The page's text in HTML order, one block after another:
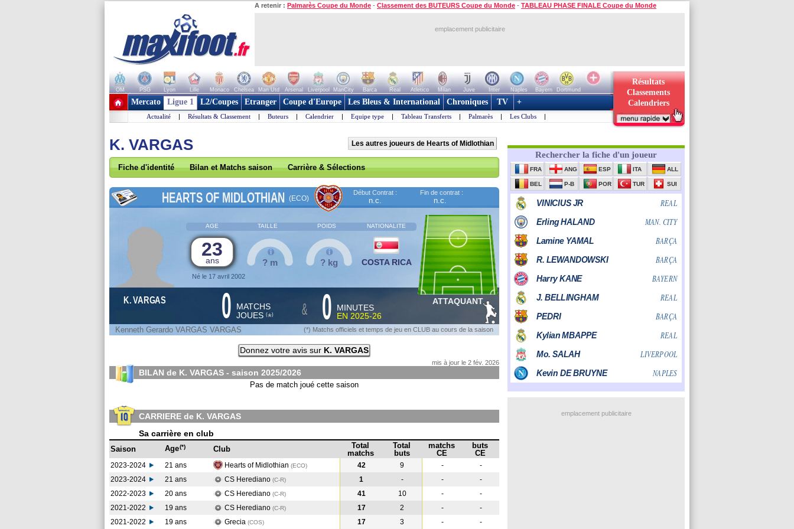
A retenir : Palmarès Coupe du Monde - Classement des BUTEURS Coupe du Monde - TABLEAU PHASE FINALE Coupe du Monde
emplacement publicitaire
OM PSG Lyon Lille Monaco Chelsea Man Utd Arsenal Liverpool ManCity Barca Real Atletico Milan Juve Inter Naples Bayern
Dortmund
+ de clubs
Résultats
Classements
Calendriers
Mercato Ligue 1 L2/Coupes Etranger Coupe d'Europe Les Bleus & International Chroniques TV +
Actualité | Résultats & Classement | Buteurs | Calendrier | Equipe type | Tableau Transferts | Palmarès | Les Clubs |
K. VARGAS Les autres joueurs de Hearts of Midlothian
Fiche d'identité Bilan et Matchs saison Carrière & Sélections
HEARTS OF MIDLOTHIAN (ECO)
Début Contrat :
n.c.
Fin de contrat :
n.c.
AGE TAILLE POIDS NATIONALITE
23
ans
Né le 17 avril 2002
? m ? kg COSTA RICA
K. VARGAS 0 MATCHS
JOUES (*) & 0
MINUTES
EN 2025-26
ATTAQUANT
Kenneth Gerardo VARGAS VARGAS (*) Matchs officiels et temps de jeu en CLUB au cours de la saison
Donnez votre avis sur K. VARGAS
mis à jour le 2 fév. 2026
BILAN de K. VARGAS - saison 2025/2026
Pas de match joué cette saison
CARRIERE de K. VARGAS
Sa carrière en club
Saison Age(*) Club
Total
matchs
Total
buts
matchs
CE
buts
CE
2023-2024 21 ans Hearts of Midlothian (ECO) 42 9 -
-
2023-2024
21 ans CS Herediano (C-R) 1 - -
-
2022-2023
20 ans CS Herediano (C-R) 41 10 -
-
2021-2022
19 ans CS Herediano (C-R) 17 2 -
-
2021-2022
19 ans Grecia (COS) 17 3 -
-
emplacement publicitaire